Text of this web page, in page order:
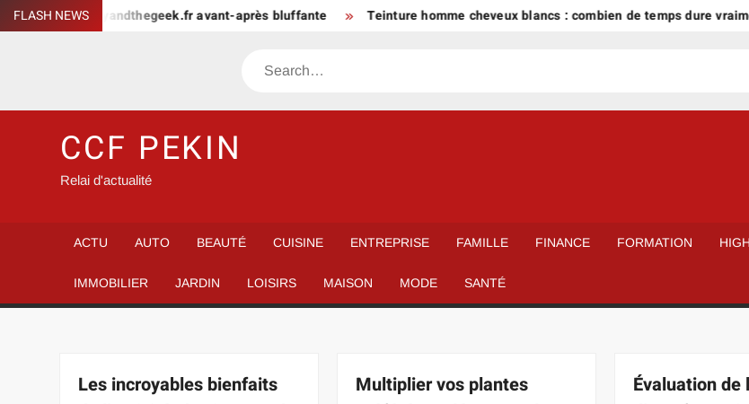
Skip
to
FLASH NEWS avant-après bluffante Teinture homme cheveux blancs : combien de temps dure vraiment la
Search
CCF PEKIN
Relai d'actualité
ACTU AUTO BEAUTÉ CUISINE ENTREPRISE FAMILLE FINANCE FORMATION
IMMOBILIER JARDIN LOISIRS MAISON MODE SANTÉ
Les incroyables bienfaits
Multiplier vos plantes
Évaluation de